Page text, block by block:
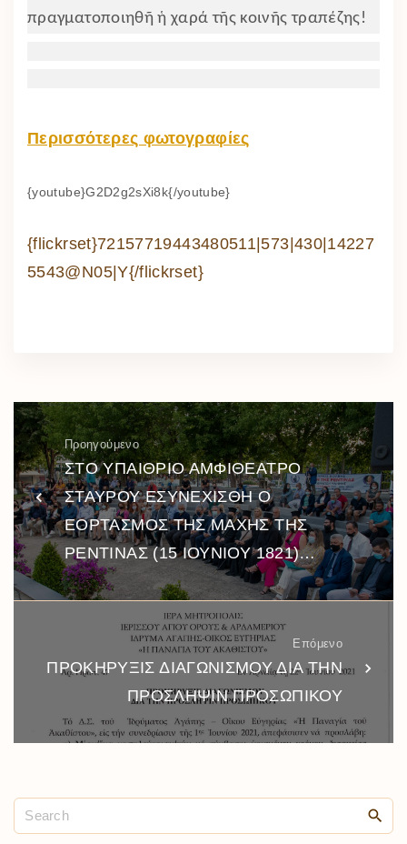
πραγματοποιηθῆ ἡ χαρά τῆς κοινῆς τραπέζης!
Περισσότερες φωτογραφίες
{youtube}G2D2g2sXi8k{/youtube}
{flickrset}72157719443480511|573|430|14227
5543@N05|Y{/flickrset}
Προηγούμενο
ΣΤΟ ΥΠΑΙΘΡΙΟ ΑΜΦΙΘΕΑΤΡΟ
ΣΤΑΥΡΟΥ ΕΣΥΝΕΧΙΣΘΗ Ο
ΕΟΡΤΑΣΜΟΣ ΤΗΣ ΜΑΧΗΣ ΤΗΣ
ΡΕΝΤΙΝΑΣ (15 ΙΟΥΝΙΟΥ 1821)…
Επόμενο
ΠΡΟΚΗΡΥΞΙΣ ΔΙΑΓΩΝΙΣΜΟΥ ΔΙΑ ΤΗΝ
ΠΡΟΣΛΗΨΙΝ ΠΡΟΣΩΠΙΚΟΥ